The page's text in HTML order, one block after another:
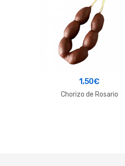
1,50€
Chorizo de Rosario